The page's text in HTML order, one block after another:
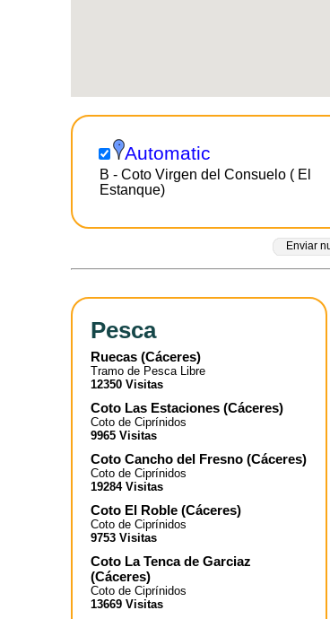
Automatic
B - Coto Virgen del Consuelo ( El
Estanque)
Enviar
Pesca
Ruecas (Cáceres)
Tramo de Pesca Libre
12350 Visitas
Coto Las Estaciones (Cáceres)
Coto de Ciprínidos
9965 Visitas
Coto Cancho del Fresno (Cáceres)
Coto de Ciprínidos
19284 Visitas
Coto El Roble (Cáceres)
Coto de Ciprínidos
9753 Visitas
Coto La Tenca de Garciaz
(Cáceres)
Coto de Ciprínidos
13669 Visitas